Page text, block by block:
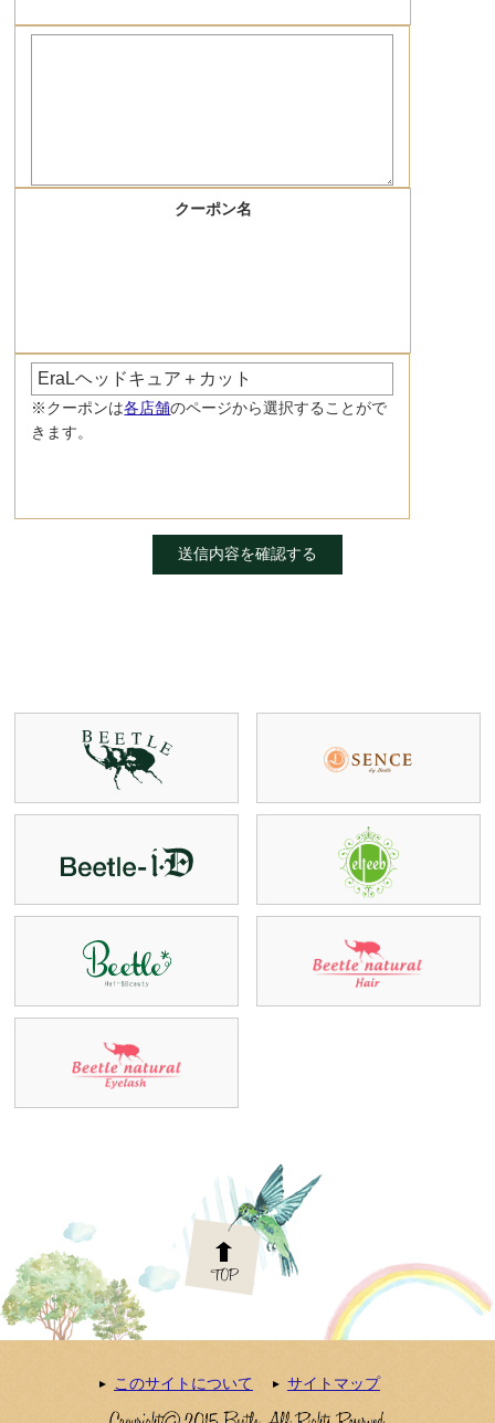
クーポン名
※クーポンは各店舗のページから選択することがで
きます。
このサイトについて サイトマップ